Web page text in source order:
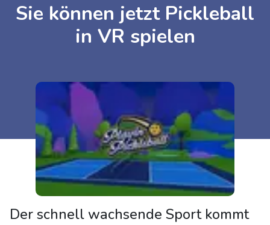
Sie können jetzt Pickleball
in VR spielen
Der schnell wachsende Sport kommt